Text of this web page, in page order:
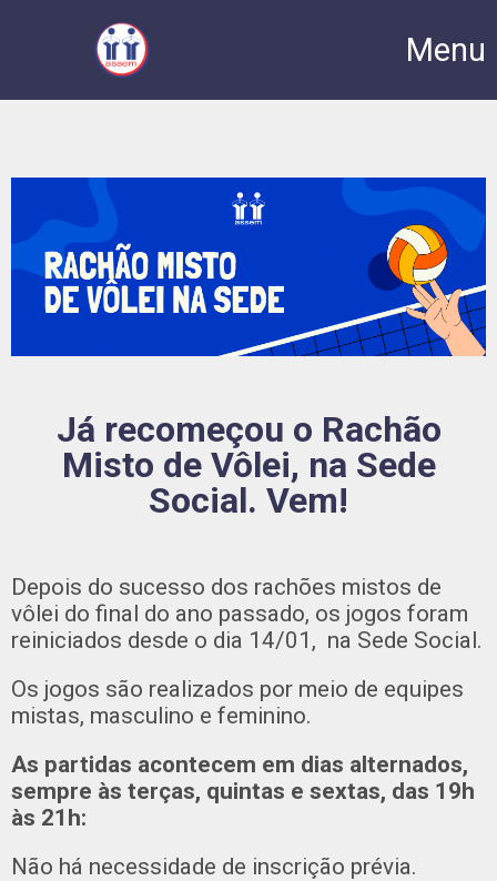
Menu
Já recomeçou o Rachão
Misto de Vôlei, na Sede
Social. Vem!
Depois do sucesso dos rachões mistos de
vôlei do final do ano passado, os jogos foram
reiniciados desde o dia 14/01, na Sede Social.
Os jogos são realizados por meio de equipes
mistas, masculino e feminino.
As partidas acontecem em dias alternados,
sempre às terças, quintas e sextas, das 19h
às 21h:
Não há necessidade de inscrição prévia.